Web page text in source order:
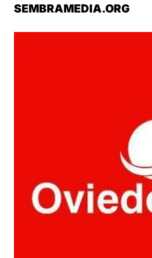
SEMBRAMEDIA.ORG